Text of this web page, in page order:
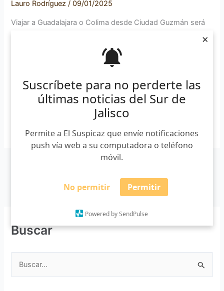
Suscríbete para no perderte las
últimas noticias del Sur de
Jalisco
Permite a El Suspicaz que envíe notificaciones
push vía web a su computadora o teléfono
móvil.
No permitir Permitir
Powered by SendPulse
×
Lauro Rodríguez/09/01/2025
Viajar a Guadalajara o Colima desde Ciudad Guzmán será
de la Autopista Guadalajara – Colima aumentó los costos
por el orden del 6 por ciento. Lo publicado en sus redes
de 2023. En ese entonces […]
Buscar